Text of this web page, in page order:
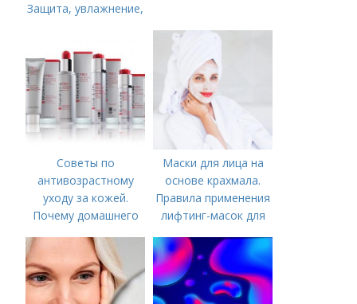
Защита, увлажнение,
Советы по
антивозрастному
уходу за кожей.
Почему домашнего
Маски для лица на
основе крахмала.
Правила применения
лифтинг-масок для